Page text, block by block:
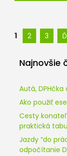
Stránka
1 Stránka
2 3
Najnovšie
Autá,
Ako použiť
Cesty
praktická
Jazdy “do
odpočítanie